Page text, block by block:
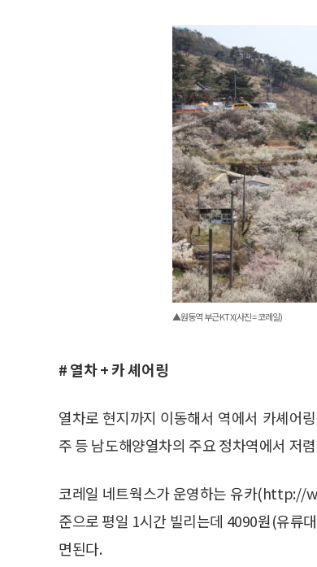
▲원동역 부근 KTX(사진 = 코레일)
# 열차 + 카 셰어링
열차로 현지까지 이동해서 역에서 카셰어
주 등 남도해양열차의 주요 정차역에서 저
코레일 네트웍스가 운영하는 유카(http://
준으로 평일 1시간 빌리는데 4090원(유류
면된다.